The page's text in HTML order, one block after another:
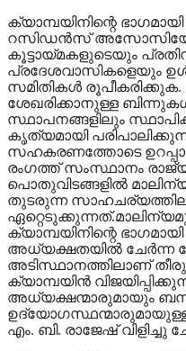
ക്യാമ്പയിനിന്റെ
റസിഡന്‍സ്
കൂട്ടായ്മകളുടെയും
പ്രദേശവാസികളെയും
സമിതികള്‍
ശേഖരിക്കാനുള്ള
സ്ഥാപനങ്ങളിലും
കൃത്യമായി
സഹകരണത്തോടെ
രംഗത്ത് സംസ്ഥാനം
പൊതുവിടങ്ങളില്‍
തുടരുന്ന
ക്യാമ്പയിനിന്റെ
അധ്യക്ഷതയില്‍ ചേര്‍ന്ന
അടിസ്ഥാനത്തിലാണ്
ക്യാമ്പയിന്‍
അധ്യക്ഷന്മാരുമായും
എം. ബി. രാജേഷ് വിളിച്ചു